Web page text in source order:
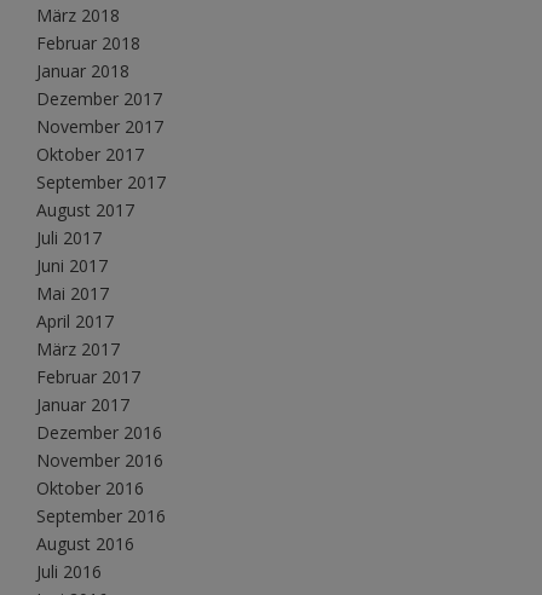
März 2018
Februar 2018
Januar 2018
Dezember 2017
November 2017
Oktober 2017
September 2017
August 2017
Juli 2017
Juni 2017
Mai 2017
April 2017
März 2017
Februar 2017
Januar 2017
Dezember 2016
November 2016
Oktober 2016
September 2016
August 2016
Juli 2016